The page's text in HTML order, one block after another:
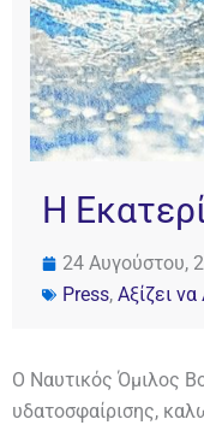
Η
24 Αυγούστου,
Press, Αξίζει
Ο Ναυτικός Όμιλος
υδατοσφαίρισης,